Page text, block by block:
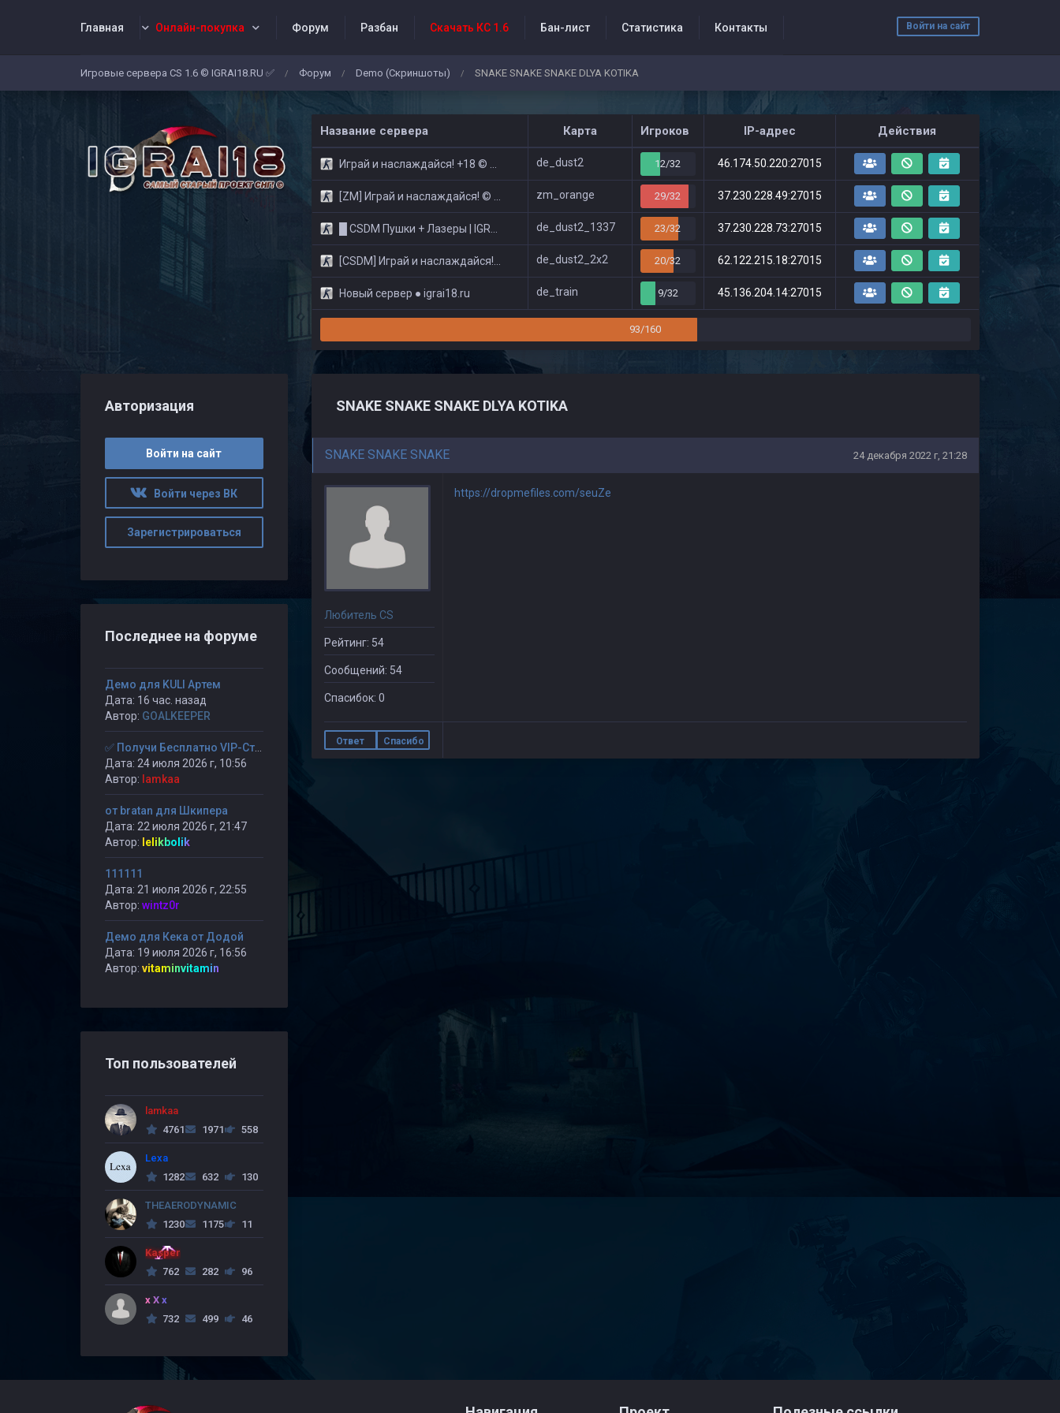
Войти на сайт
Главная Онлайн-покупка Форум Разбан Скачать КС 1.6 Бан-лист Статистика Контакты
События проекта
Игровые сервера CS 1.6 © IGRAI18.RU ✅ / Форум / Demo (Скриншоты) / SNAKE SNAKE SNAKE DLYA KOTIKA
Название сервера Карта Игроков IP-адрес Действия
Играй и наслаждайся! +18 © Public de_dust2 12/32 46.174.50.220:27015
[ZM] Играй и наслаждайся! © Zombie Show zm_orange 29/32 37.230.228.49:27015
█ CSDM Пушки + Лазеры | IGRAI18.RU ツ █ de_dust2_1337 23/32 37.230.228.73:27015
[CSDM] Играй и наслаждайся! © Classic de_dust2_2x2 20/32 62.122.215.18:27015
Новый сервер ● igrai18.ru de_train 9/32 45.136.204.14:27015
93/160
SNAKE SNAKE SNAKE DLYA KOTIKA
SNAKE SNAKE SNAKE 24 декабря 2022 г, 21:28
Любитель CS
Рейтинг: 54
Сообщений: 54
Спасибок: 0
https://dropmefiles.com/seuZe
Ответ Спасибо
Авторизация
Войти на сайт
Войти через ВК
Зарегистрироваться
Последнее на форуме
Демо для KULI Артем
Дата: 16 час. назад
Автор: GOALKEEPER
Дата: 24 июля 2026 г, 10:56
Автор: lamkaa
от bratan для Шкипера
Дата: 22 июля 2026 г, 21:47
Автор: lelikbolik
111111
Дата: 21 июля 2026 г, 22:55
Автор: wintz0r
Демо для Кека от Додой
Дата: 19 июля 2026 г, 16:56
Автор: vitaminvitamin
Топ пользователей
lamkaa
4761
1971 558
Lexa
1282
632 130
THEAERODYNAMIC
1230
1175 11
Kasper
762
282 96
x X x
732
499 46